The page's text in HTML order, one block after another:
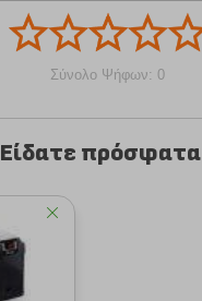
Σύνολο Ψήφων: 0
Είδατε πρόσφατα